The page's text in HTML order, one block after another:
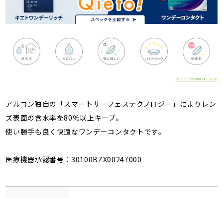
アイコンの詳細はこちら
アルコン独自の「スマートサーフェステクノロジー」によりレン
ズ表面の含水率を80％以上キープ。
使い勝手も良く快適なワンデーコンタクトです。
医療機器承認番号：30100BZX00247000